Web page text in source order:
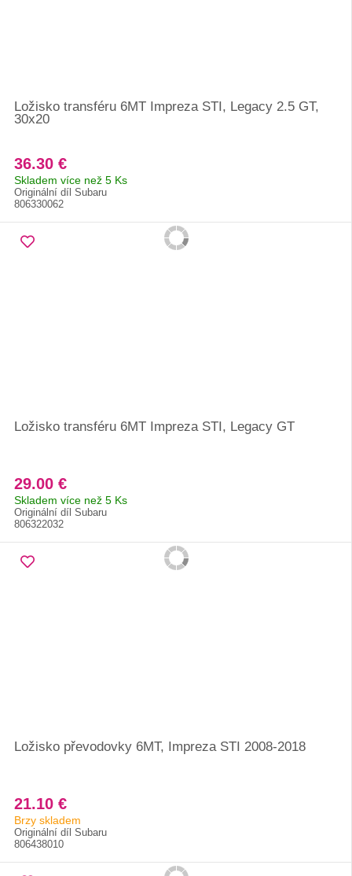
Ložisko transféru 6MT Impreza STI, Legacy 2.5 GT,
30x20
36.30 €
Skladem více než 5 Ks
Originální díl Subaru
806330062
Ložisko transféru 6MT Impreza STI, Legacy GT
29.00 €
Skladem více než 5 Ks
Originální díl Subaru
806322032
Ložisko převodovky 6MT, Impreza STI 2008-2018
21.10 €
Brzy skladem
Originální díl Subaru
806438010